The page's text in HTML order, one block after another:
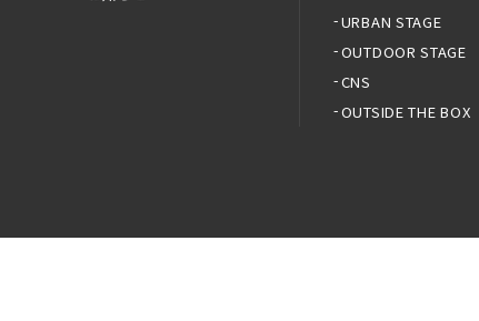
URBAN STAGE
OUTDOOR STAGE
CNS
OUTSIDE THE BOX